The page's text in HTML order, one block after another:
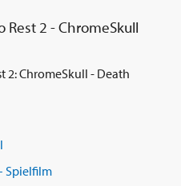
Nun kehrt der
einer Totenkopfmaske
Fortsetzung zu
höheres Tempo und vor
Regisseur und
für ein wahres
die in ihrer Härte
Rest 2 - ChromeSkull
2: ChromeSkull - Death
Spielfilm